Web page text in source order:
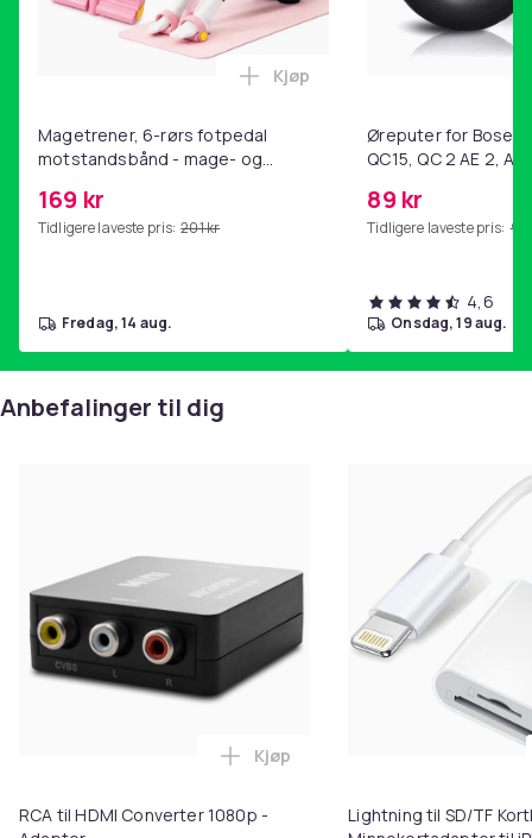
Magetrener, 6-rørs fotpedal
motstandsbånd - mage- og
hjemmegymnastikk Pink
169 kr
Tidligere laveste pris: 201 kr
Legg Magetrener, 6-rørs
Kjøp
fredag, 14 aug.
Øreputer for Bose
QC15, QC 2 AE 2, AE
89 kr
Tidligere laveste pris: 99
4,6
onsdag, 19 aug.
Anbefalinger til dig
RCA til HDMI Converter 1080p -
Legg RCA til HDMI Converter
Kjøp
Lightning til SD/TF